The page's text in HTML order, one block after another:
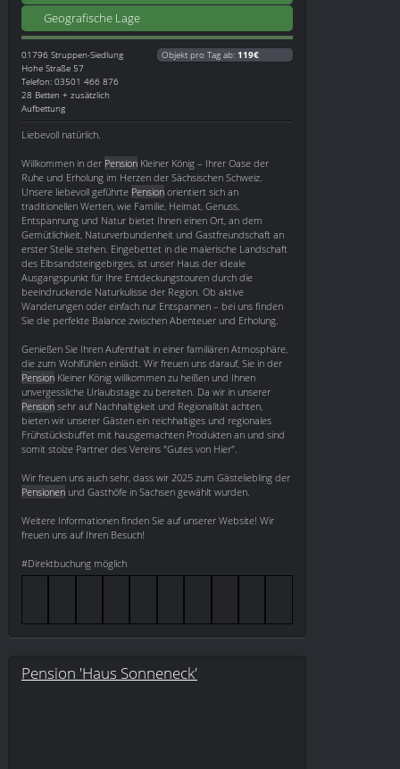
Geografische Lage
01796 Struppen-Siedlung
Hohe Straße 57
Telefon: 03501 466 876
28 Betten + zusätzlich
Aufbettung
Objekt pro Tag ab: 119€
Liebevoll natürlich.
Willkommen in der PensionKleiner König – Ihrer Oase der
Ruhe und Erholung im Herzen der Sächsischen Schweiz.
Unsere liebevoll geführte Pensionorientiert sich an
traditionellen Werten, wie Familie, Heimat, Genuss,
Entspannung und Natur bietet Ihnen einen Ort, an dem
Gemütlichkeit, Naturverbundenheit und Gastfreundschaft an
erster Stelle stehen. Eingebettet in die malerische Landschaft
des Elbsandsteingebirges, ist unser Haus der ideale
Ausgangspunkt für Ihre Entdeckungstouren durch die
beeindruckende Naturkulisse der Region. Ob aktive
Wanderungen oder einfach nur Entspannen – bei uns finden
Sie die perfekte Balance zwischen Abenteuer und Erholung.
Genießen Sie Ihren Aufenthalt in einer familiären Atmosphäre,
die zum Wohlfühlen einlädt. Wir freuen uns darauf, Sie in der
PensionKleiner König willkommen zu heißen und Ihnen
unvergessliche Urlaubstage zu bereiten. Da wir in unserer
Pensionsehr auf Nachhaltigkeit und Regionalität achten,
bieten wir unserer Gästen ein reichhaltiges und regionales
Frühstücksbuffet mit hausgemachten Produkten an und sind
somit stolze Partner des Vereins "Gutes von Hier".
Wir freuen uns auch sehr, dass wir 2025 zum Gästeliebling der
Pensionenund Gasthöfe in Sachsen gewählt wurden.
Weitere Informationen finden Sie auf unserer Website! Wir
freuen uns auf Ihren Besuch!
#Direktbuchung möglich
Pension 'Haus Sonneneck'